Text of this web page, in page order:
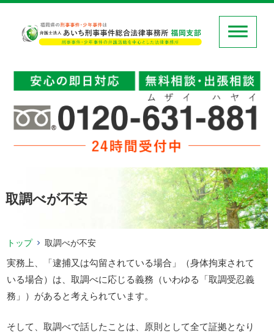
取調べが不安
トップ 取調べが不安
実務上、「逮捕又は勾留されている場合」（身体拘束されて
いる場合）は、取調べに応じる義務（いわゆる「取調受忍義
務」）があると考えられています。
そして、取調べで話したことは、原則として全て証拠となり